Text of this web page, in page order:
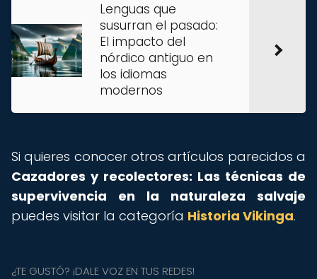
Lenguas que
susurran el pasado:
El impacto del
nórdico antiguo en
los idiomas
modernos
Si quieres conocer otros artículos parecidos a
Cazadores y recolectores: Las técnicas de
supervivencia en la naturaleza salvaje
puedes visitar la categoría Historia Vikinga.
¿TE GUSTÓ? ¡DALE VOZ EN TUS REDES!